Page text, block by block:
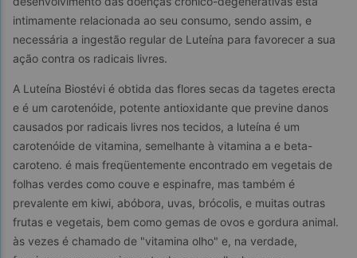
intimamente relacionada ao seu consumo, sendo assim, e
necessária a ingestão regular de Luteína para favorecer a sua
ação contra os radicais livres.
A Luteína Biostévi é obtida das flores secas da tagetes erecta
e é um carotenóide, potente antioxidante que previne danos
causados por radicais livres nos tecidos, a luteína é um
carotenóide de vitamina, semelhante à vitamina a e beta-
caroteno. é mais freqüentemente encontrado em vegetais de
folhas verdes como couve e espinafre, mas também é
prevalente em kiwi, abóbora, uvas, brócolis, e muitas outras
frutas e vegetais, bem como gemas de ovos e gordura animal.
às vezes é chamado de "vitamina olho" e, na verdade,